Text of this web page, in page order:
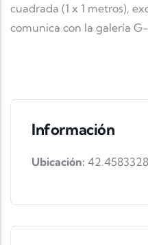
cuadrada (1 x 1 metros),
comunica con la galería
Información
Ubicación: